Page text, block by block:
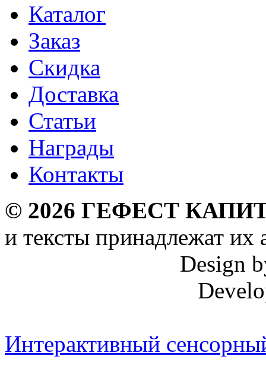
Каталог
Заказ
Скидка
Доставка
Статьи
Награды
Контакты
© 2026 ГЕФЕСТ
и тексты принадлежат их
Design
Интерактивный